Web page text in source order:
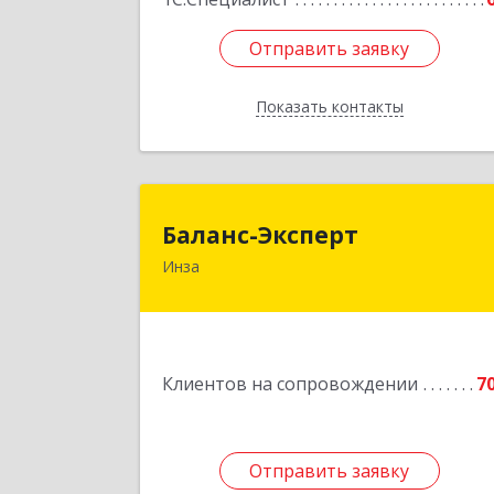
Отправить заявку
Показать контакты
Отправить заявку
Назад
Баланс-Эксперт
Инза
Клиентов на сопровождении
Отправить заявку
433030, Ульяновская обл, Инзенский
Отправить заявку